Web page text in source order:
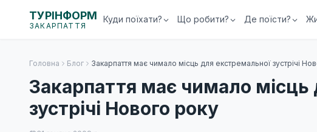
ТУРІНФОРМ
ЗАКАРПАТТЯ
Куди поїхати? Що робити? Де поїсти?
Головна Блог Закарпаття має чимало місць для екстремальної зустрічі
Закарпаття має чимало місць
зустрічі Нового року